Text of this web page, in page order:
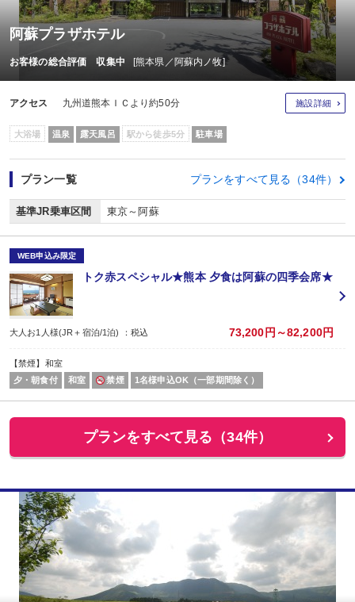
阿蘇プラザホテル
お客様の総合評価 収集中 [熊本県／阿蘇内ノ牧]
アクセス 九州道熊本ＩＣより約50分 施設詳細
大浴場 温泉 露天風呂 駅から徒歩5分 駐車場
プラン一覧 プランをすべて見る（34件）
基準JR乗車区間 東京～阿蘇
WEB申込み限定
トク赤スペシャル★熊本 夕食は阿蘇の四季会席★
大人お1人様(JR＋宿泊/1泊) ：税込 73,200円～82,200円
【禁煙】和室
夕・朝食付
和室 禁煙 1名様申込OK（一部期間除く）
プランをすべて見る（34件）